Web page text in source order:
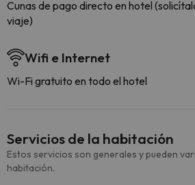
Cunas de pago directo en hotel
viaje)
Wifi e Internet
Wi-Fi gratuito en todo el hotel
Servicios de la habitación
Estos servicios son generales y pueden
habitación.